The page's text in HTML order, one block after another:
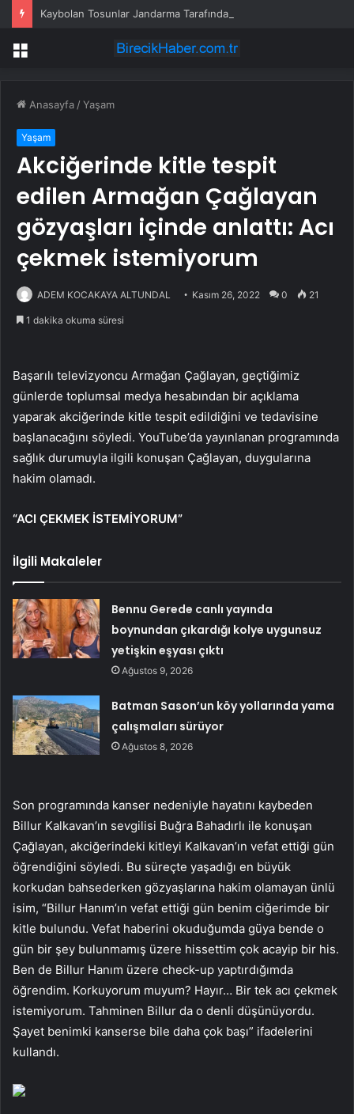
Kaybolan Tosunlar Jandarma Tarafından Bulundu
Menü
Anasayfa /Yaşam
Yaşam
Akciğerinde kitle tespit
edilen Armağan Çağlayan
gözyaşları içinde anlattı: Acı
çekmek istemiyorum
ADEM KOCAKAYA ALTUNDAL Kasım 26, 2022 0 21
1 dakika okuma süresi
Başarılı televizyoncu Armağan Çağlayan, geçtiğimiz
günlerde toplumsal medya hesabından bir açıklama
yaparak akciğerinde kitle tespit edildiğini ve tedavisine
başlanacağını söyledi. YouTube’da yayınlanan programında
sağlık durumuyla ilgili konuşan Çağlayan, duygularına
hakim olamadı.
“ACI ÇEKMEK İSTEMİYORUM”
İlgili Makaleler
Bennu Gerede canlı yayında
boynundan çıkardığı kolye uygunsuz
yetişkin eşyası çıktı
Ağustos 9, 2026
Batman Sason’un köy yollarında yama
çalışmaları sürüyor
Ağustos 8, 2026
Son programında kanser nedeniyle hayatını kaybeden
Billur Kalkavan’ın sevgilisi Buğra Bahadırlı ile konuşan
Çağlayan, akciğerindeki kitleyi Kalkavan’ın vefat ettiği gün
öğrendiğini söyledi. Bu süreçte yaşadığı en büyük
korkudan bahsederken gözyaşlarına hakim olamayan ünlü
isim, “Billur Hanım’ın vefat ettiği gün benim ciğerimde bir
kitle bulundu. Vefat haberini okuduğumda güya bende o
gün bir şey bulunmamış üzere hissettim çok acayip bir his.
Ben de Billur Hanım üzere check-up yaptırdığımda
öğrendim. Korkuyorum muyum? Hayır… Bir tek acı çekmek
istemiyorum. Tahminen Billur da o denli düşünüyordu.
Şayet benimki kanserse bile daha çok başı” ifadelerini
kullandı.